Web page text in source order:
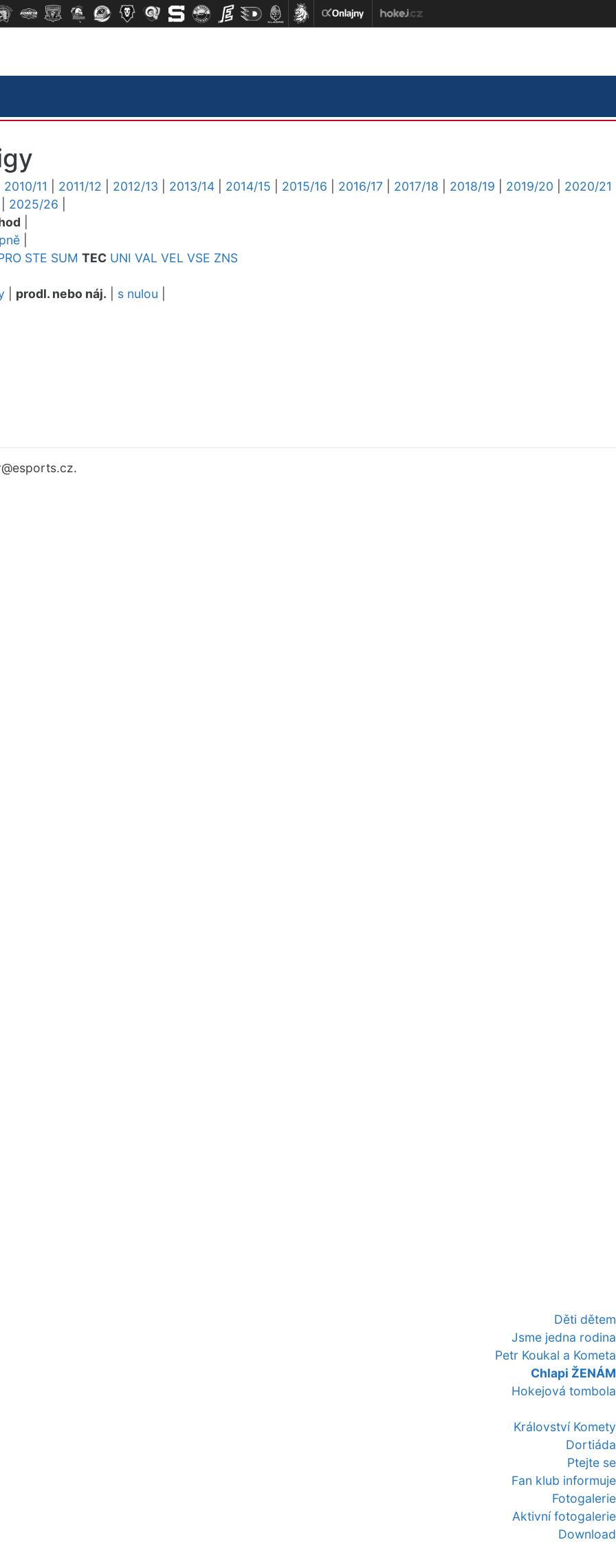
Děti dětem
Jsme jedna rodina
Petr Koukal a Kometa
Chlapi ŽENÁM
Hokejová tombola
Království Komety
Dortiáda
Ptejte se
Fan klub informuje
Fotogalerie
Aktivní fotogalerie
Download
2010/11 2011/12 2012/13 2013/14 2014/15 2015/16 2016/17 2017/18 2018/19 2019/20
2020/21
2025/26
STE SUM TEC UNI VAL VEL VSE ZNS
prodl. nebo náj. s nulou
@esports.cz.